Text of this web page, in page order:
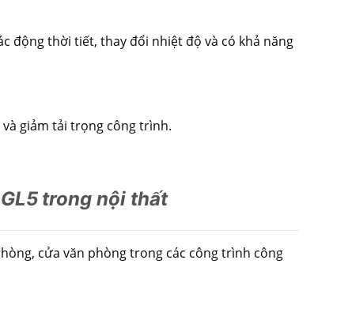
động thời tiết, thay đổi nhiệt độ và có khả năng
giảm tải trọng công trình.
trong nội thất
cửa văn phòng trong các công trình công